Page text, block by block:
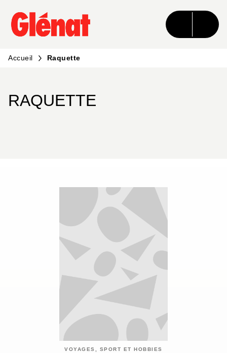
MENU RECHERCHE CONTENU
PIED DE PAGE
Accueil Raquette
RAQUETTE
VOYAGES, SPORT ET HOBBIES